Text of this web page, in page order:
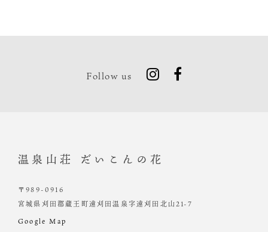
Follow us
温泉山荘 だいこんの花
〒989-0916
宮城県刈田郡蔵王町遠刈田温泉字遠刈田北山21-7
Google Map